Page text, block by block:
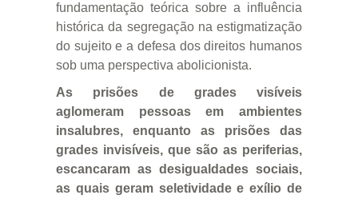
fundamentação teórica sobre a influência
histórica da segregação na estigmatização
do sujeito e a defesa dos direitos humanos
sob uma perspectiva abolicionista.
As prisões de grades visíveis
aglomeram pessoas em ambientes
insalubres, enquanto as prisões das
grades invisíveis, que são as periferias,
escancaram as desigualdades sociais,
as quais geram seletividade e exílio de